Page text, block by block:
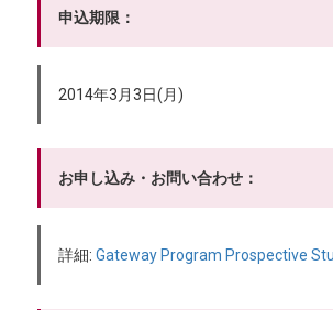
申込期限：
2014年3月3日(月)
お申し込み・お問い合わせ：
詳細:Gateway Program Prospective